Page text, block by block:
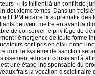
». Ils initient là un conflit de
deuxième temps. Dans un
à l’EPM éclaire la suprématie des
peuvent mettre en avant la
de conserver le privilège de
l’émergence de toute forme
sont pris en étau entre
dont le système de sanction
éducatif consistant à
une étape indispensable du
frais la vocation disciplinaire